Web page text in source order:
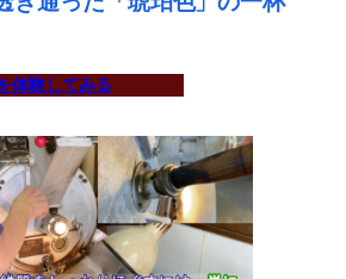
体験してみる